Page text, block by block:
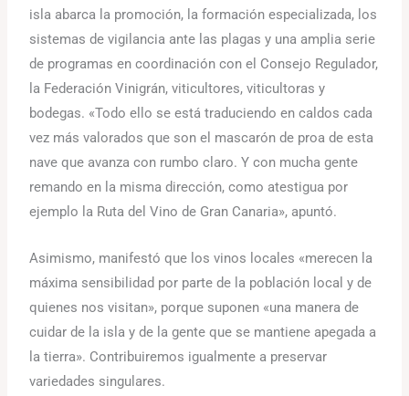
isla abarca la promoción, la formación especializada, los
sistemas de vigilancia ante las plagas y una amplia serie
de programas en coordinación con el Consejo Regulador,
la Federación Vinigrán, viticultores, viticultoras y
bodegas. «Todo ello se está traduciendo en caldos cada
vez más valorados que son el mascarón de proa de esta
nave que avanza con rumbo claro. Y con mucha gente
remando en la misma dirección, como atestigua por
ejemplo la Ruta del Vino de Gran Canaria», apuntó.
Asimismo, manifestó que los vinos locales «merecen la
máxima sensibilidad por parte de la población local y de
quienes nos visitan», porque suponen «una manera de
cuidar de la isla y de la gente que se mantiene apegada a
la tierra». Contribuiremos igualmente a preservar
variedades singulares.